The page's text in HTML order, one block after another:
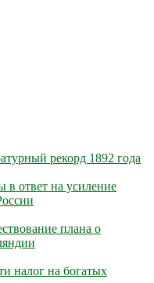
рекорд 1892 года
ответ на усиление
плана о
налог на богатых